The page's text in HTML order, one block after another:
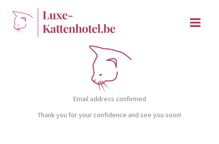
content
Email address confirmed
Thank you for your confidence and see you soon!